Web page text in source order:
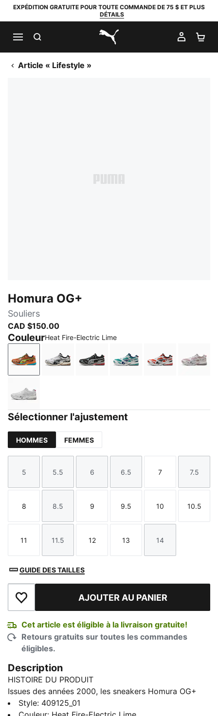
EXPÉDITION GRATUITE POUR TOUTE COMMANDE DE 75 $ ET PLUS
DÉTAILS
PUMA.com
MON
Article « Lifestyle »
Homura OG+
Souliers
CAD $150.00
CouleurHeat Fire-Electric Lime
Heat Fire-Electric Lime
Matte Silver-PUMA Black
PUMA Black-Flat Medium Gray
Mint Tea-Persian Blue
Red Flash-Misty
PUMA White-Ash Gray
Sélectionner l'ajustement
HOMMES FEMMES
Taille
5
Taille
5.5
Taille
6
Taille
6.5
Taille
7
Taille
7.5
Taille
8
Taille
8.5
Taille
9
Taille
9.5
Taille
10
Taille
10.5
Taille
11
Taille
11.5
Taille
12
Taille
13
Taille
14
GUIDE DES TAILLES
Ajouter à la liste de souhaits
AJOUTER AU PANIER
Cet article est éligible à la livraison gratuite!
Retours gratuits sur toutes les commandes
éligibles.
Description
HISTOIRE DU PRODUIT
Issues des années 2000, les sneakers Homura OG+
apportent une véritable touche Y2K à ton look. La
Style: 409125_01